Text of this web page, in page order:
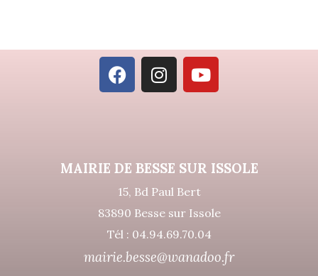
MAIRIE DE BESSE SUR ISSOLE
15, Bd Paul Bert
83890 Besse sur Issole
Tél : 04.94.69.70.04
mairie.besse@wanadoo.fr